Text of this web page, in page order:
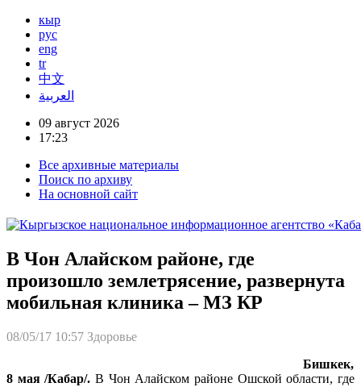
кыр
рус
eng
tr
中文
العربية
09 август 2026
17:23
Все архивные материалы
Поиск по архиву
На основной сайт
В Чон Алайском районе, где
произошло землетрясение, развернута
мобильная клиника – МЗ КР
08/05/17 10:57 Здоровье
Бишкек,
8 мая /Кабар/. В Чон Алайском районе Ошской области, где